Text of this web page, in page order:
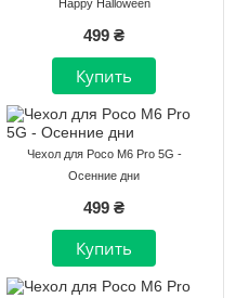
Happy Halloween
499 ₴
Чехол для Poco M6 Pro 5G -
Осенние дни
499 ₴